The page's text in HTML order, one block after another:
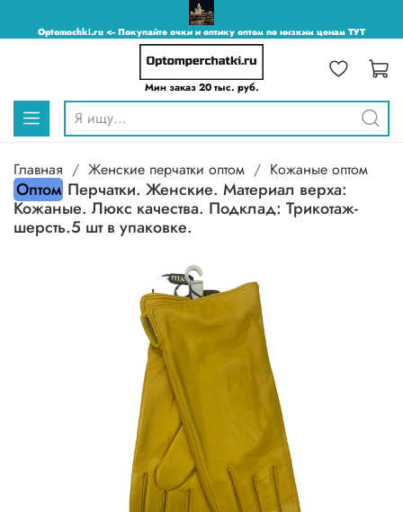
Optomochki.ru <-- Покупайте очки и оптику оптом по низким ценам ТУТ
Мин заказ 20 тыс. руб.
Главная Женские перчатки оптом Кожаные оптом
Оптом Перчатки. Женские. Материал верха:
Кожаные. Люкс качества. Подклад: Трикотаж-
шерсть.5 шт в упаковке.